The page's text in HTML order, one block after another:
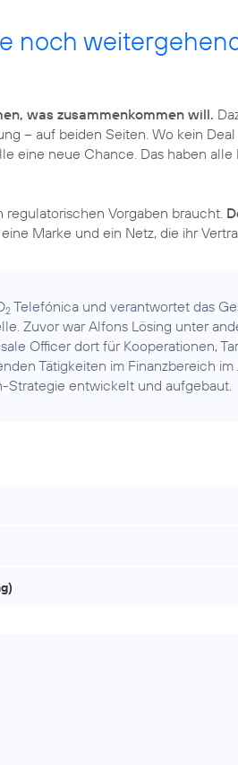
noch
was zusammenkommen will.
– auf beiden Seiten. Wo kein Deal
eine neue Chance. Das haben alle
Vorgaben braucht.
Marke und ein Netz, die ihr
2 Telefónica und verantwortet das
Zuvor war Alfons Lösing unter
Officer dort für Kooperationen,
Tätigkeiten im Finanzbereich im
Strategie entwickelt und aufgebaut.